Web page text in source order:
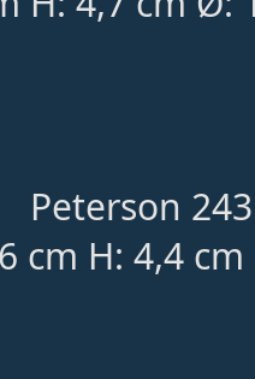
Peterson
cm H: 4,4